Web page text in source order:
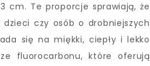
cm. Te proporcje sprawiają, że
czy osób o drobniejszych
się na miękki, ciepły i lekko
fluorocarbonu, które oferują